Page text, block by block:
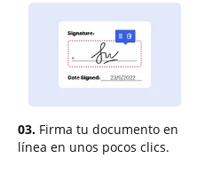
03. Firma tu documento en
línea en unos pocos clics.